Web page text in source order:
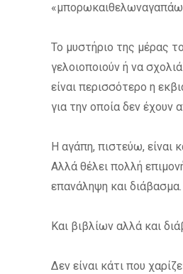
Το μυστήριο της μέρας
γελοιοποιούν ή να
είναι περισσότερο η
για την οποία δεν έχουν
Η αγάπη, πιστεύω, είναι
Αλλά θέλει πολλή
επανάληψη και
Και βιβλίων αλλά και
Δεν είναι κάτι που